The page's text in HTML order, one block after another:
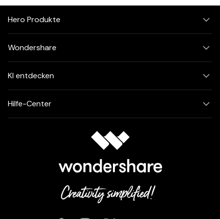
Hero Produkte
Wondershare
KI entdecken
Hilfe-Center